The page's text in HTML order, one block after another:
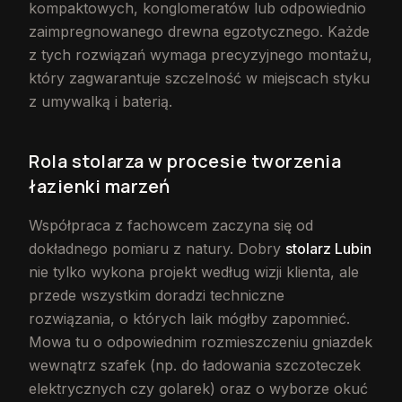
kompaktowych, konglomeratów lub odpowiednio
zaimpregnowanego drewna egzotycznego. Każde
z tych rozwiązań wymaga precyzyjnego montażu,
który zagwarantuje szczelność w miejscach styku
z umywalką i baterią.
Rola stolarza w procesie tworzenia
łazienki marzeń
Współpraca z fachowcem zaczyna się od
dokładnego pomiaru z natury. Dobry stolarz Lubin
nie tylko wykona projekt według wizji klienta, ale
przede wszystkim doradzi techniczne
rozwiązania, o których laik mógłby zapomnieć.
Mowa tu o odpowiednim rozmieszczeniu gniazdek
wewnątrz szafek (np. do ładowania szczoteczek
elektrycznych czy golarek) oraz o wyborze okuć